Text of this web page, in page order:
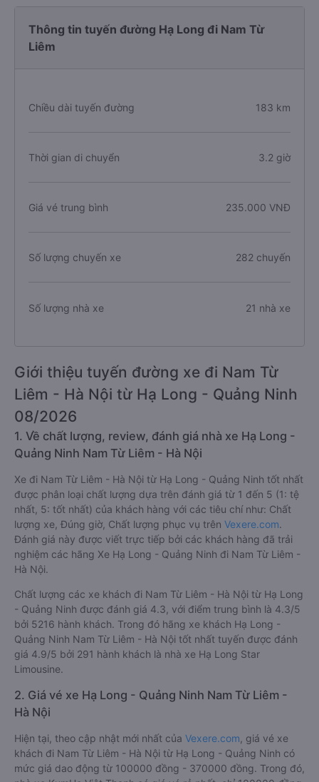
Thông tin tuyến đường Hạ Long đi Nam Từ
Liêm
Chiều dài tuyến đường 183 km
Thời gian di chuyển 3.2 giờ
Giá vé trung bình 235.000 VNĐ
Số lượng chuyến xe 282 chuyến
Số lượng nhà xe 21 nhà xe
Giới thiệu tuyến đường xe đi Nam Từ
Liêm - Hà Nội từ Hạ Long - Quảng Ninh
08/2026
1. Về chất lượng, review, đánh giá nhà xe Hạ Long -
Quảng Ninh Nam Từ Liêm - Hà Nội
Xe đi Nam Từ Liêm - Hà Nội từ Hạ Long - Quảng Ninh tốt nhất
được phân loại chất lượng dựa trên đánh giá từ 1 đến 5 (1: tệ
nhất, 5: tốt nhất) của khách hàng với các tiêu chí như: Chất
lượng xe, Đúng giờ, Chất lượng phục vụ trên Vexere.com.
Đánh giá này được viết trực tiếp bởi các khách hàng đã trải
nghiệm các hãng Xe Hạ Long - Quảng Ninh đi Nam Từ Liêm -
Hà Nội.
Chất lượng các xe khách đi Nam Từ Liêm - Hà Nội từ Hạ Long
- Quảng Ninh được đánh giá 4.3, với điểm trung bình là 4.3/5
bởi 5216 hành khách. Trong đó hãng xe khách Hạ Long -
Quảng Ninh Nam Từ Liêm - Hà Nội tốt nhất tuyến được đánh
giá 4.9/5 bởi 291 hành khách là nhà xe Hạ Long Star
Limousine.
2. Giá vé xe Hạ Long - Quảng Ninh Nam Từ Liêm -
Hà Nội
Hiện tại, theo cập nhật mới nhất của Vexere.com , giá vé xe
khách đi Nam Từ Liêm - Hà Nội từ Hạ Long - Quảng Ninh có
mức giá dao động từ 100000 đồng - 370000 đồng. Trong đó,